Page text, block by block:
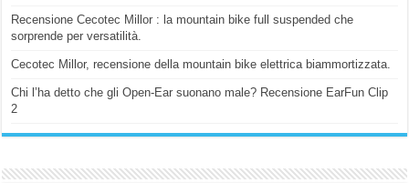
Recensione Cecotec Millor : la mountain bike full suspended che
sorprende per versatilità.
Cecotec Millor, recensione della mountain bike elettrica biammortizzata.
Chi l’ha detto che gli Open-Ear suonano male? Recensione EarFun Clip
2